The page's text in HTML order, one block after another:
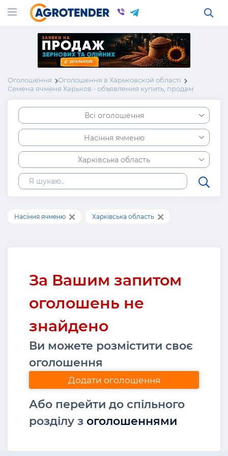
Оголошення
Оголошення в Харьковской області
Семена ячменя Харьков - объявления купить, продам
Всі оголошення
Насіння ячменю
Харківська область
Насіння ячменю Харківська область
За Вашим запитом
оголошень не
знайдено
Ви можете розмістити своє
оголошення
Додати оголошення
Або перейти до спільного
розділу з оголошеннями